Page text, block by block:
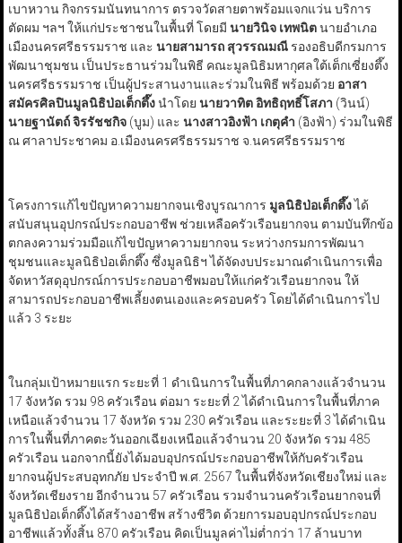
เบาหวาน กิจกรรมนันทนาการ ตรวจวัดสายตาพร้อมแจกแว่น บริการ
ตัดผม ฯลฯ ให้แก่ประชาชนในพื้นที่ โดยมี นายวินิจ เทพนิตนายอำเภอ
เมืองนครศรีธรรมราช และ นายสามารถ สุวรรณมณีรองอธิบดีกรมการ
พัฒนาชุมชน เป็นประธานร่วมในพิธี คณะมูลนิธิมหากุศลใต้เต็กเซี่ยงตึ๊ง
นครศรีธรรมราช เป็นผู้ประสานงานและร่วมในพิธี พร้อมด้วย อาสา
สมัครศิลปินมูลนิธิป่อเต็กตึ๊งนำโดย นายวาทิต อิทธิฤทธิ์โสภา (วินน์)
นายฐานัตถ์ จิรรัชชกิจ(บูม) และ นางสาวอิงฟ้า เกตุคำ (อิงฟ้า) ร่วมในพิธี
ณ ศาลาประชาคม อ.เมืองนครศรีธรรมราช จ.นครศรีธรรมราช
โครงการแก้ไขปัญหาความยากจนเชิงบูรณาการ มูลนิธิป่อเต็กตึ๊งได้
สนับสนุนอุปกรณ์ประกอบอาชีพ ช่วยเหลือครัวเรือนยากจน ตามบันทึกข้อ
ตกลงความร่วมมือแก้ไขปัญหาความยากจน ระหว่างกรมการพัฒนา
ชุมชนและมูลนิธิป่อเต็กตึ๊ง ซึ่งมูลนิธิฯ ได้จัดงบประมาณดำเนินการเพื่อ
จัดหาวัสดุอุปกรณ์การประกอบอาชีพมอบให้แก่ครัวเรือนยากจน ให้
สามารถประกอบอาชีพเลี้ยงตนเองและครอบครัว โดยได้ดำเนินการไป
แล้ว 3 ระยะ
ในกลุ่มเป้าหมายแรก ระยะที่ 1 ดำเนินการในพื้นที่ภาคกลางแล้วจำนวน
17 จังหวัด รวม 98 ครัวเรือน ต่อมา ระยะที่ 2 ได้ดำเนินการในพื้นที่ภาค
เหนือแล้วจำนวน 17 จังหวัด รวม 230 ครัวเรือน และระยะที่ 3 ได้ดำเนิน
การในพื้นที่ภาคตะวันออกเฉียงเหนือแล้วจำนวน 20 จังหวัด รวม 485
ครัวเรือน นอกจากนี้ยังได้มอบอุปกรณ์ประกอบอาชีพให้กับครัวเรือน
ยากจนผู้ประสบอุทกภัย ประจำปี พ.ศ. 2567 ในพื้นที่จังหวัดเชียงใหม่ และ
จังหวัดเชียงราย อีกจำนวน 57 ครัวเรือน รวมจำนวนครัวเรือนยากจนที่
มูลนิธิป่อเต็กตึ๊งได้สร้างอาชีพ สร้างชีวิต ด้วยการมอบอุปกรณ์ประกอบ
อาชีพแล้วทั้งสิ้น 870 ครัวเรือน คิดเป็นมูลค่าไม่ต่ำกว่า 17 ล้านบาท